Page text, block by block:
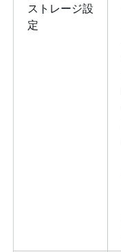
ストレージ設
定